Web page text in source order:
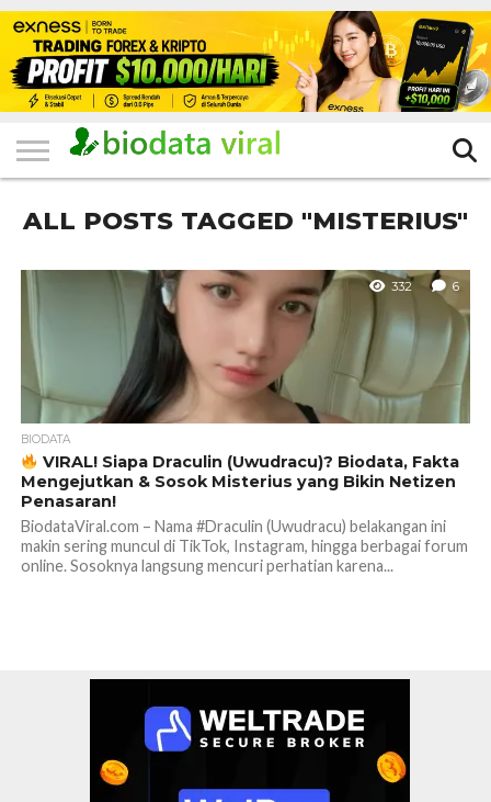
HOME
FILTER
KATEGORI
IKLAN
GRATIS
TERVIRAL
TRADING
KOMUNITAS
BERITA
BISNIS
LAINNYA
ALL POSTS TAGGED "MISTERIUS"
332 6
BIODATA
VIRAL! Siapa Draculin (Uwudracu)? Biodata, Fakta
Mengejutkan & Sosok Misterius yang Bikin Netizen
Penasaran!
BiodataViral.com – Nama #Draculin (Uwudracu) belakangan ini
makin sering muncul di TikTok, Instagram, hingga berbagai forum
online. Sosoknya langsung mencuri perhatian karena...